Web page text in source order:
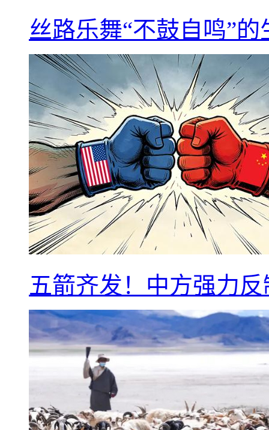
丝路乐舞“不鼓自鸣”
五箭齐发！中方强力